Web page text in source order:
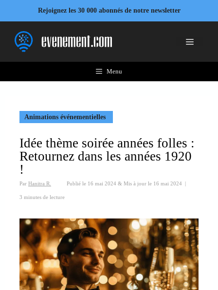
contenu
Rejoignez les 30 000 abonnés de notre newsletter
Menu
Menu
Animations événementielles
Idée thème soirée années folles :
Retournez dans les années 1920
!
Par Hanitra R. Publié le 16 mai 2024 & Mis à jour le 16 mai 2024 |
3 minutes de lecture